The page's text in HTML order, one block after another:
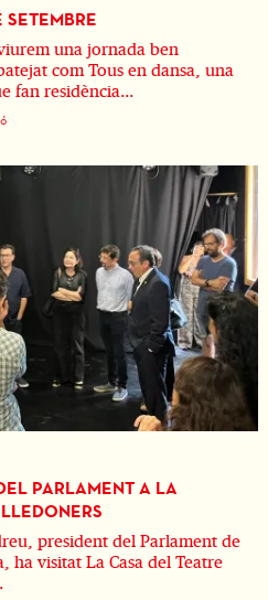
una jornada ben
com Tous en dansa, una
fan residència...
PARLAMENT A LA
president del Parlament de
ha visitat La Casa del Teatre